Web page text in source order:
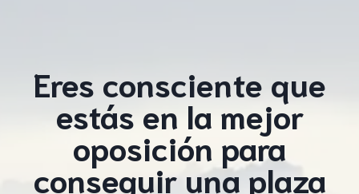
Eres consciente que
estás en la mejor
oposición para
conseguir una plaza